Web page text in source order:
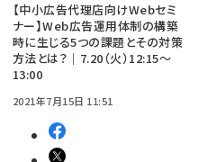
【中小広告代理店向けWebセミ
ナー】Web広告運用体制の構築
時に生じる5つの課題とその対策
方法とは？｜7.20（火）12:15〜
13:00
2021年7月15日 11:51